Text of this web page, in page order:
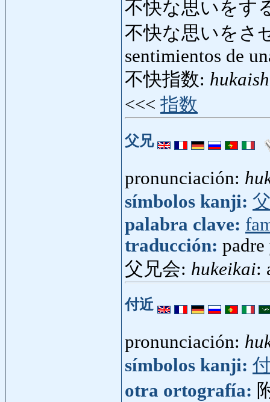
不快な思いをす
不快な思いをさ
sentimientos de
不快指数:
<<< 指数
父兄
pronunciación:
símbolos kanji:
palabra clave:
traducción:
父兄会: hukeikai:
付近
pronunciación:
símbolos kanji:
otra ortografía: